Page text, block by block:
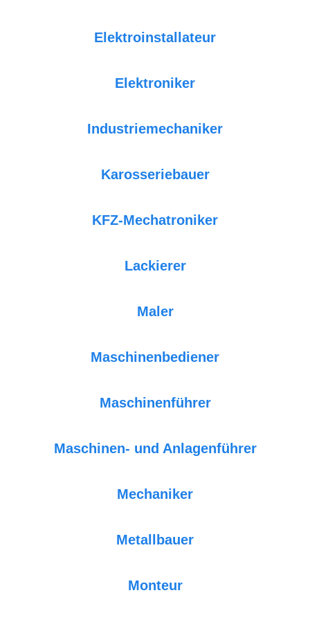
Elektroinstallateur
Elektroniker
Industriemechaniker
Karosseriebauer
KFZ-Mechatroniker
Lackierer
Maler
Maschinenbediener
Maschinenführer
Maschinen- und Anlagenführer
Mechaniker
Metallbauer
Monteur